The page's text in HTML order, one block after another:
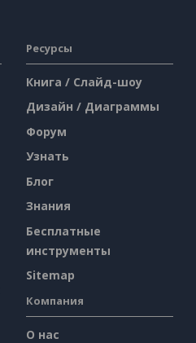
Ресурсы
Книга / Слайд-шоу
Дизайн / Диаграммы
Форум
Узнать
Блог
Знания
Бесплатные
инструменты
Sitemap
Компания
О нас